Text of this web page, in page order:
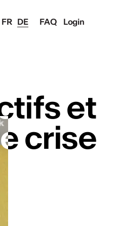
FAQ Login
FR DE
et
crise
et
crise